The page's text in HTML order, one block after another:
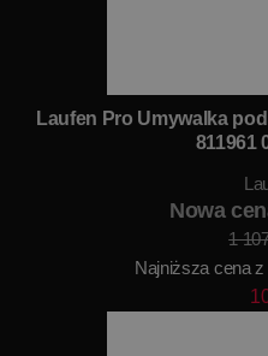
Laufen Pro Umywalka
811961
Nowa
1
Najniższa cena z